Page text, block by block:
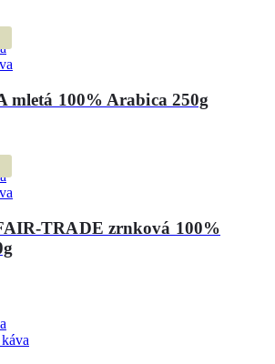
mletá 100% Arabica 250g
TRADE zrnková 100%